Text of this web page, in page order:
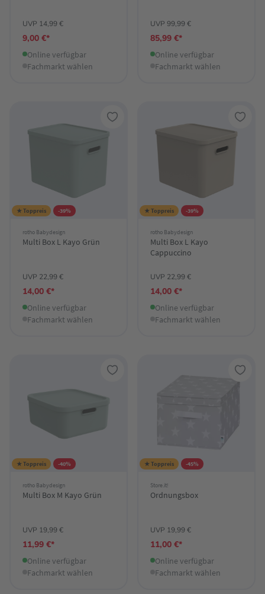
UVP 14,99 €
9,00 €*
Online verfügbar
Fachmarkt wählen
UVP 99,99 €
85,99 €*
Online verfügbar
Fachmarkt wählen
★ Toppreis -39%
rotho Babydesign
Multi Box L Kayo Grün
UVP 22,99 €
14,00 €*
Online verfügbar
Fachmarkt wählen
★ Toppreis -39%
rotho Babydesign
Multi Box L Kayo
Cappuccino
UVP 22,99 €
14,00 €*
Online verfügbar
Fachmarkt wählen
★ Toppreis -40%
rotho Babydesign
Multi Box M Kayo Grün
UVP 19,99 €
11,99 €*
Online verfügbar
Fachmarkt wählen
★ Toppreis -45%
Store.it!
Ordnungsbox
UVP 19,99 €
11,00 €*
Online verfügbar
Fachmarkt wählen